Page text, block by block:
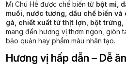
Mì Chú Hề được chế biến từ bột mì,
muối, nước tương, dầu chế biến
gà, chiết xuất từ thịt lợn, bột
mang đến hương vị thơm ngon, giòn
bảo quản hay phẩm màu nhân tạo.
Hương vị hấp dẫn – Dễ